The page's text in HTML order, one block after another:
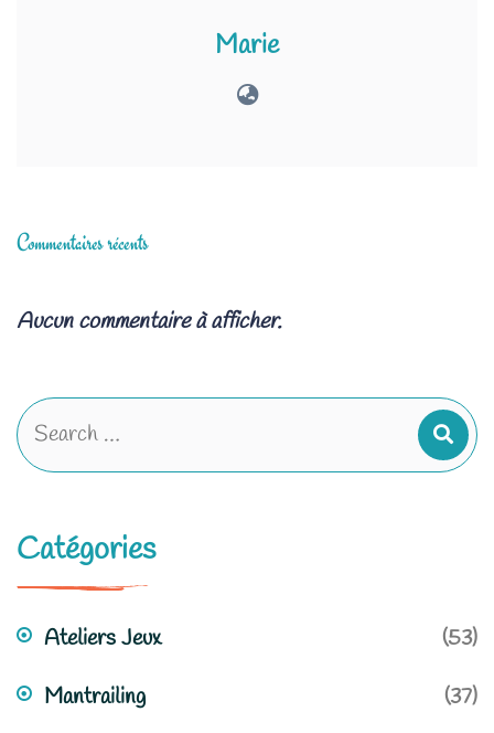
Marie
Commentaires récents
Aucun commentaire à afficher.
Catégories
Ateliers Jeux
(53)
Mantrailing
(37)